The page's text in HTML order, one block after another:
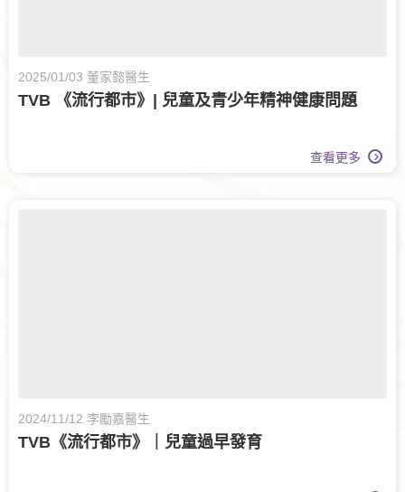
2025/01/03 董家懿醫生
TVB 《流行都市》| 兒童及青少年精神健康問題
查看更多
2024/11/12 李勵嘉醫生
TVB《流行都市》｜兒童過早發育